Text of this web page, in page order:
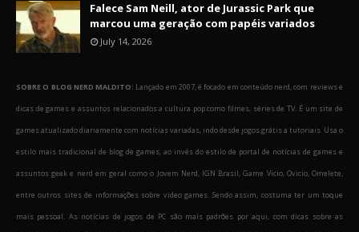
Falece Sam Neill, ator de Jurassic Park que
marcou uma geração com papéis variados
July 14, 2026
SOBRE O BLOG NERD MALDITO: Lançado em 2007, é focado em conteúdo nerd, com reviews e
dicas de games e assuntos relacionados a cultura pop como filmes, séries de TV. É um site de
games atualizado diariamente com notícias variadas, indo desde jogos grátis a tutoriais. Usa o
estilo mais tradicional de blog de games, ao invés do estilo de portal de notícias de games e
assuntos geek e nerd em geral como o Jovem Nerd, IGN Brasil, Game Vicio, Ovicio, Omelete,
entre outros sites de informações sobre video games. Sendo assim, costuma ter um toque
mais pessoal. As notícias de jogos de PC são mais padrões por aqui, com dicas sobre as